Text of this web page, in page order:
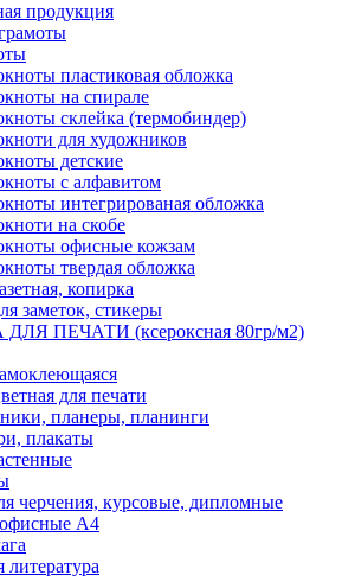
продукция
пластиковая обложка
на спирале
склейка (термобиндер)
для художников
детские
с алфавитом
интегрированая обложка
на скобе
офисные кожзам
твердая обложка
копирка
заметок, стикеры
ПЕЧАТИ (ксероксная 80гр/м2)
для печати
планеры, планинги
плакаты
черчения, курсовые, дипломные
А4
литература